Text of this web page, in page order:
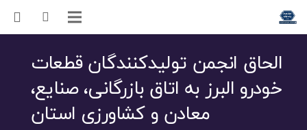
الحاق انجمن تولیدکنندگان قطعات
خودرو البرز به اتاق بازرگانی، صنایع،
معادن و کشاورزی استان